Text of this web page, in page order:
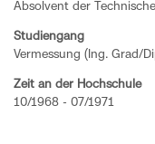
Absolvent der
Studiengang
Vermessung (Ing. Grad/
Zeit an der Hochschule
10/1968 - 07/1971